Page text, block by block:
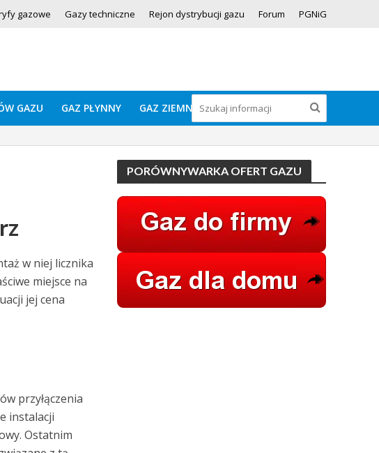
gazowe Gazy techniczne Rejon dystrybucji gazu Forum PGNiG
GAZU GAZ PŁYNNY GAZ ZIEMNY
w niej licznika
miejsce na
jej cena
przyłączenia
instalacji
Ostatnim
PORÓWNYWARKA OFERT GAZU